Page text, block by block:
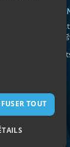
QUI
Notre
Les
TOUT